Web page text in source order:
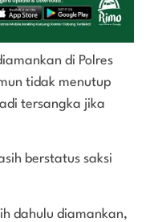
di Polres
tidak menutup
tersangka jika
berstatus saksi
dahulu diamankan,